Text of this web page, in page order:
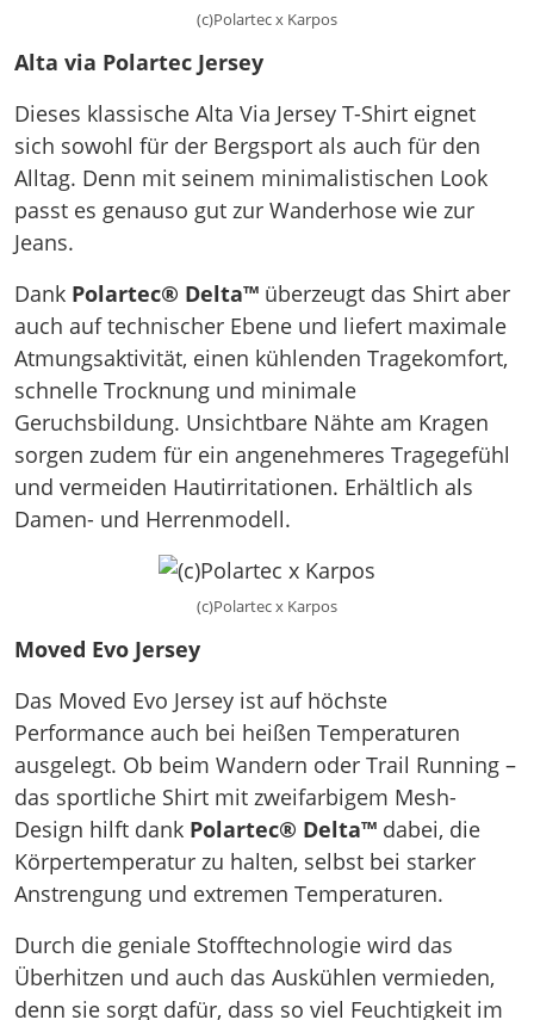
(c)Polartec x Karpos
Alta via Polartec Jersey
Dieses klassische Alta Via Jersey T-Shirt eignet
sich sowohl für der Bergsport als auch für den
Alltag. Denn mit seinem minimalistischen Look
passt es genauso gut zur Wanderhose wie zur
Jeans.
Dank Polartec® Delta™ überzeugt das Shirt aber
auch auf technischer Ebene und liefert maximale
Atmungsaktivität, einen kühlenden Tragekomfort,
schnelle Trocknung und minimale
Geruchsbildung. Unsichtbare Nähte am Kragen
sorgen zudem für ein angenehmeres Tragegefühl
und vermeiden Hautirritationen. Erhältlich als
Damen- und Herrenmodell.
(c)Polartec x Karpos
Moved Evo Jersey
Das Moved Evo Jersey ist auf höchste
Performance auch bei heißen Temperaturen
ausgelegt. Ob beim Wandern oder Trail Running –
das sportliche Shirt mit zweifarbigem Mesh-
Design hilft dank Polartec® Delta™ dabei, die
Körpertemperatur zu halten, selbst bei starker
Anstrengung und extremen Temperaturen.
Durch die geniale Stofftechnologie wird das
Überhitzen und auch das Auskühlen vermieden,
denn sie sorgt dafür, dass so viel Feuchtigkeit im